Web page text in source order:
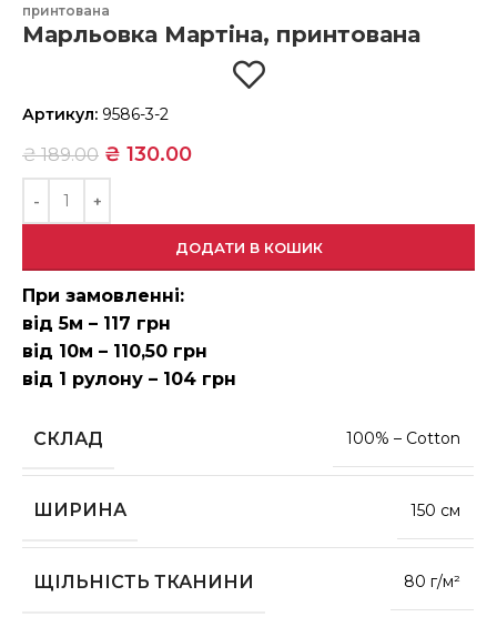
принтована
Марльовка Мартіна, принтована
Артикул: 9586-3-2
₴189.00 ₴ 130.00
ДОДАТИ В КОШИК
При замовленні:
від 5м – 117 грн
від 10м – 110,50 грн
від 1 рулону – 104 грн
СКЛАД 100% – Cotton
ШИРИНА 150 см
ЩІЛЬНІСТЬ ТКАНИНИ 80 г/м²